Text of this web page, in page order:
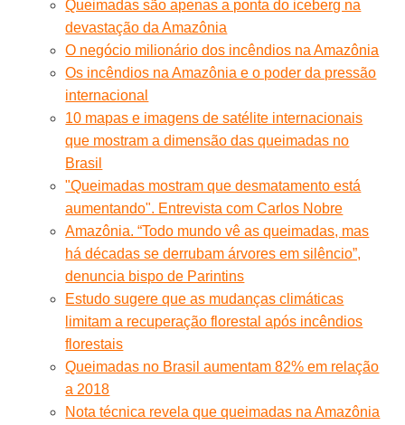
Queimadas são apenas a ponta do iceberg na
devastação da Amazônia
O negócio milionário dos incêndios na Amazônia
Os incêndios na Amazônia e o poder da pressão
internacional
10 mapas e imagens de satélite internacionais
que mostram a dimensão das queimadas no
Brasil
"Queimadas mostram que desmatamento está
aumentando". Entrevista com Carlos Nobre
Amazônia. “Todo mundo vê as queimadas, mas
há décadas se derrubam árvores em silêncio”,
denuncia bispo de Parintins
Estudo sugere que as mudanças climáticas
limitam a recuperação florestal após incêndios
florestais
Queimadas no Brasil aumentam 82% em relação
a 2018
Nota técnica revela que queimadas na Amazônia